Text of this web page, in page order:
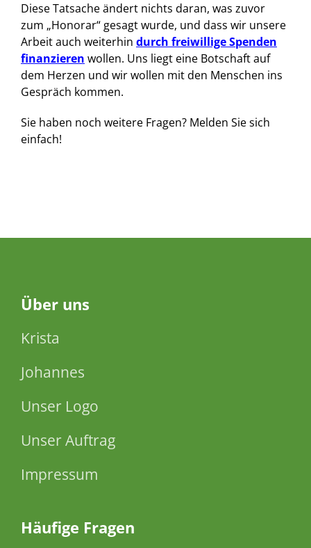
Diese Tatsache ändert nichts daran, was zuvor
zum „Honorar“ gesagt wurde, und dass wir unsere
Arbeit auch weiterhin durch freiwillige Spenden
finanzieren wollen. Uns liegt eine Botschaft auf
dem Herzen und wir wollen mit den Menschen ins
Gespräch kommen.
Sie haben noch weitere Fragen? Melden Sie sich
einfach!
Über uns
Krista
Johannes
Unser Logo
Unser Auftrag
Impressum
Häufige Fragen